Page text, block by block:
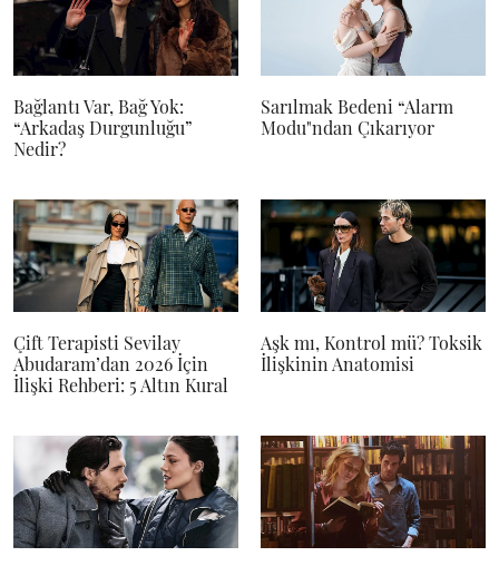
Bağlantı Var, Bağ Yok:
“Arkadaş Durgunluğu”
Nedir?
Sarılmak Bedeni “Alarm
Modu"ndan Çıkarıyor
Çift Terapisti Sevilay
Abudaram’dan 2026 İçin
İlişki Rehberi: 5 Altın Kural
Aşk mı, Kontrol mü? Toksik
İlişkinin Anatomisi